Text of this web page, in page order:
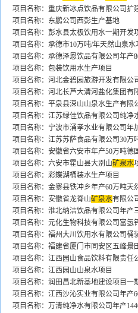
项目名称：重庆新冰点饮品有限公司扩
项目名称：东鹏公司西彭生产基地
项目名称：彭水县太极饮用水一期开发
项目名称：承德市10万吨/年天然山泉水
项目名称：承德泽恩饮品有限公司年产
项目名称：包装饮用水生产项目
项目名称：河北金碧园旅游开发有限公
项目名称：河北长芦大清河盐化集团有
项目名称：平泉县深山山泉水生产有限
项目名称：江苏绿佳饮品有限公司纯净
项目名称：宁波市涌孝水业有限公司年
项目名称：江苏苏萨食品有限公司30万
项目名称：安徽省六安市年产50万吨德
项目名称：六安市霍山县大别山矿泉水
项目名称：彩蝶湖桶装水生产项目
项目名称：金寨县铁冲乡年产60万吨天
项目名称：安徽省龙脊山矿泉水有限公
项目名称：淮北纳洁饮品有限公司年产
项目名称：元化生物科技有限公司富氢
项目名称：福州大川饮用水有限公司桶
项目名称：福建省厦门市同安区五峰景
项目名称：江西园山食品饮料有限责任
项目名称：江西园山山泉水项目
项目名称：润田昌北新基地建设项目一
项目名称：江西沙沁实业有限公司年产
项目名称：万清纯净水有限公司年产